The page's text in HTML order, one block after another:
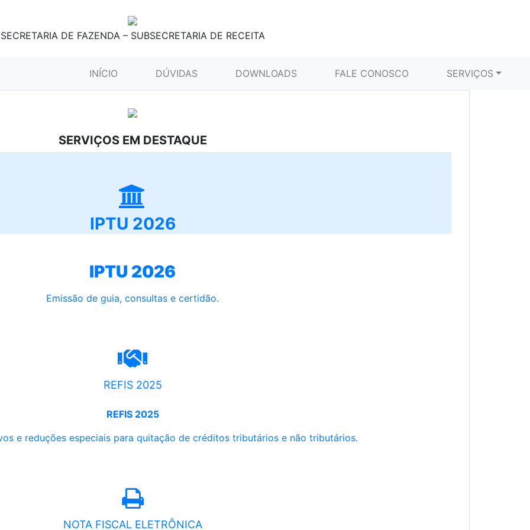
SECRETARIA DE FAZENDA – SUBSECRETARIA DE RECEITA
INÍCIO (CURRENT)DÚVIDAS DOWNLOADS FALE CONOSCO SERVIÇOS
SERVIÇOS EM DESTAQUE
IPTU 2026
IPTU 2026
Emissão de guia, consultas e certidão.
REFIS 2025
REFIS 2025
e reduções especiais para quitação de créditos tributários e não tributários.
NOTA FISCAL ELETRÔNICA